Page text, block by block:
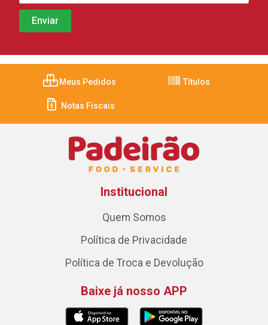
Meus Pedidos Títulos
Notas Fiscais
Institucional
Quem Somos
Política de Privacidade
Política de Troca e Devolução
Baixe já nosso APP